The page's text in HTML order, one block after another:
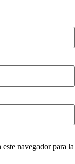
navegador para la